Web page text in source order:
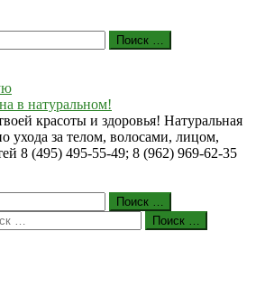
Поиск …
в натуральном!
красоты и здоровья! Натуральная
ухода за телом, волосами, лицом,
8 (495) 495-55-49; 8 (962) 969-62-35
Поиск …
Поиск …